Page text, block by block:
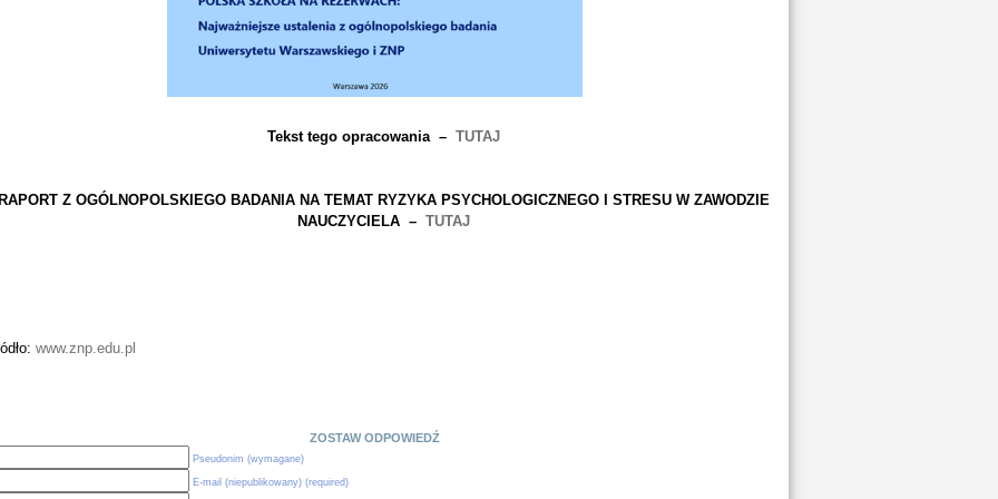
Tekst tego opracowania –TUTAJ
Z OGÓLNOPOLSKIEGO BADANIA NA TEMAT RYZYKA PSYCHOLOGICZNEGO I STRESU W ZAWODZIE
NAUCZYCIELA –TUTAJ
www.znp.edu.pl
ZOSTAW ODPOWIEDŹ
Pseudonim (wymagane)
E-mail (niepublikowany) (required)